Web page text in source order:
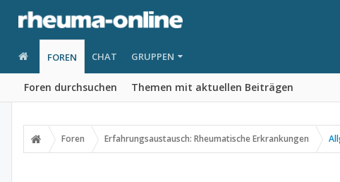
FOREN
Foren durchsuchen Themen mit aktuellen Beiträgen
CHAT GRUPPEN
Foren Erfahrungsaustausch: Rheumatische Erkrankungen